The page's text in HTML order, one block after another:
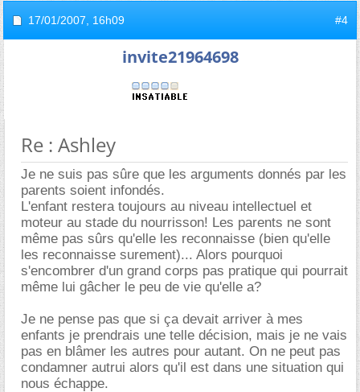
17/01/2007, 16h09 #4
invite21964698
Re : Ashley
Je ne suis pas sûre que les arguments donnés par les
parents soient infondés.
L'enfant restera toujours au niveau intellectuel et
moteur au stade du nourrisson! Les parents ne sont
même pas sûrs qu'elle les reconnaisse (bien qu'elle
les reconnaisse surement)... Alors pourquoi
s'encombrer d'un grand corps pas pratique qui pourrait
même lui gâcher le peu de vie qu'elle a?
Je ne pense pas que si ça devait arriver à mes
enfants je prendrais une telle décision, mais je ne vais
pas en blâmer les autres pour autant. On ne peut pas
condamner autrui alors qu'il est dans une situation qui
nous échappe.